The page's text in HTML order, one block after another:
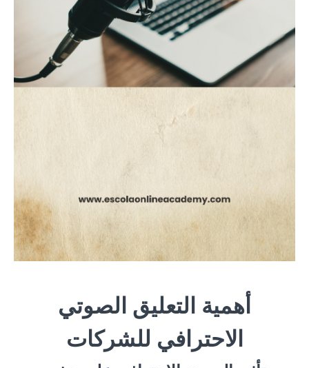
أهمية التعليق الصوتي
الاحترافي للشركات